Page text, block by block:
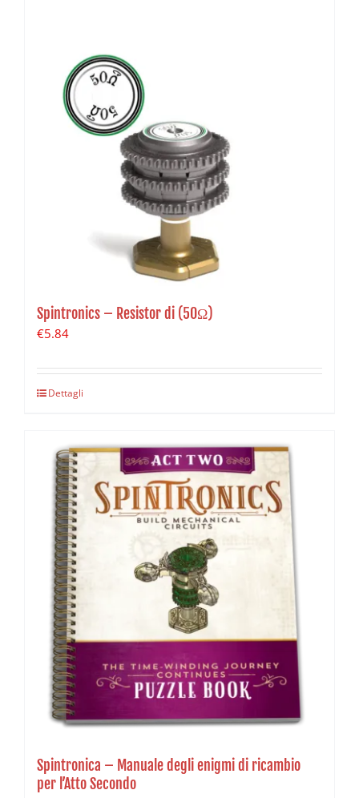
Spintronics – Resistor di (50Ω)
€5.84
Dettagli
Spintronica – Manuale degli enigmi di ricambio
per l’Atto Secondo